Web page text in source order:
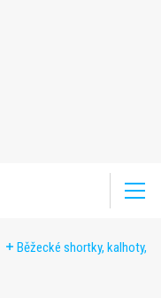
Běžecké shortky, kalhoty,